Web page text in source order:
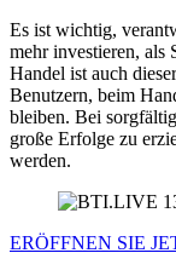
Es ist wichtig,
mehr investieren, als
Handel ist auch
Benutzern, beim
bleiben. Bei
große Erfolge zu
werden.
ERÖFFNEN SIE